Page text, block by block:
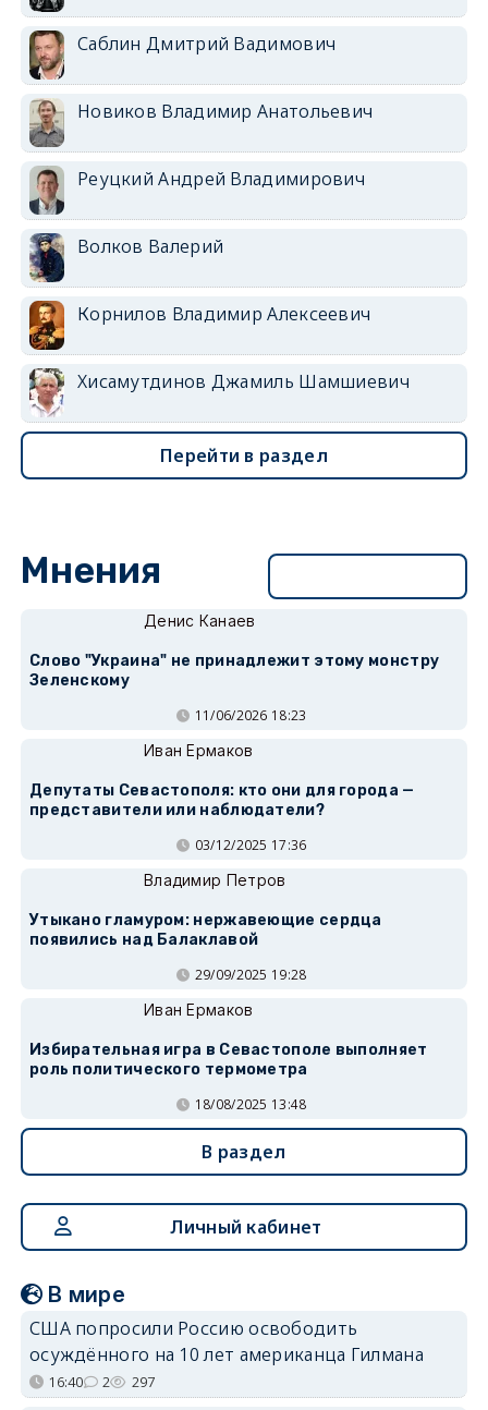
Саблин Дмитрий Вадимович
Новиков Владимир Анатольевич
Реуцкий Андрей Владимирович
Волков Валерий
Корнилов Владимир Алексеевич
Хисамутдинов Джамиль Шамшиевич
Перейти в раздел
Мнения
Денис Канаев
Слово "Украина" не принадлежит этому монстру
Зеленскому
11/06/2026 18:23
Иван Ермаков
Депутаты Севастополя: кто они для города —
представители или наблюдатели?
03/12/2025 17:36
Владимир Петров
Утыкано гламуром: нержавеющие сердца
появились над Балаклавой
29/09/2025 19:28
Иван Ермаков
Избирательная игра в Севастополе выполняет
роль политического термометра
18/08/2025 13:48
В раздел
Личный кабинет
В мире
США попросили Россию освободить
осуждённого на 10 лет американца Гилмана
16:40 2 297